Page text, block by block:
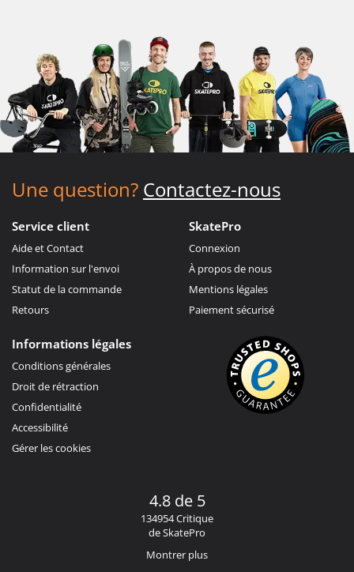
Une question? Contactez-nous
Service client
Aide et Contact
Information sur l'envoi
Statut de la commande
Retours
SkatePro
Connexion
À propos de nous
Mentions légales
Paiement sécurisé
Informations légales
Conditions générales
Droit de rétraction
Confidentialité
Accessibilité
Gérer les cookies
4.8 de 5
134954 Critique
de SkatePro
Montrer plus